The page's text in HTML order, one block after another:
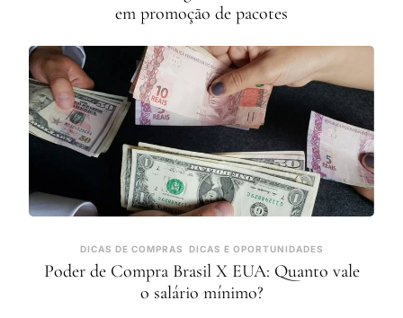
em promoção de pacotes
DICAS DE COMPRAS DICAS E OPORTUNIDADES
Poder de Compra Brasil X EUA: Quanto vale
o salário mínimo?